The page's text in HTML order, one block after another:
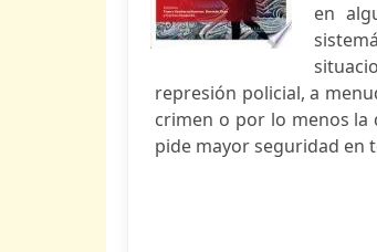
en
represión policial, a
crimen o por lo menos
pide mayor seguridad en